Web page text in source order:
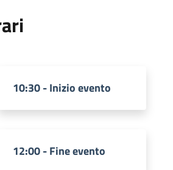
10:30 - Inizio evento
12:00 - Fine evento